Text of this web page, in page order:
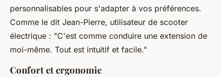
personnalisables pour s'adapter à vos préférences.
Comme le dit Jean-Pierre, utilisateur de scooter
électrique : "C'est comme conduire une extension de
moi-même. Tout est intuitif et facile."
Confort et ergonomie